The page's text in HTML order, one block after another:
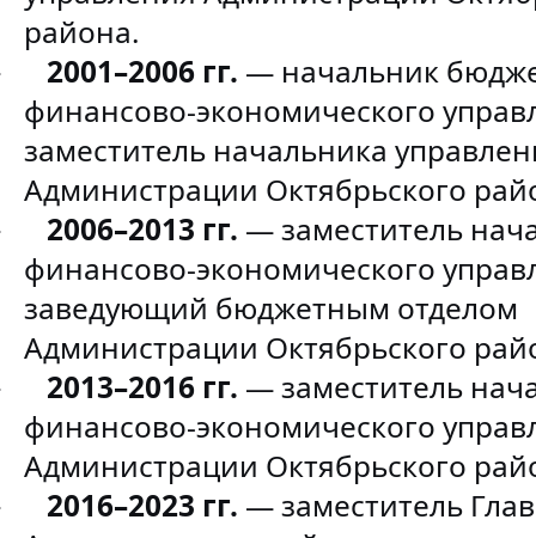
района.
2001–2006 гг. — начальник
финансово-экономического
заместитель начальника
Администрации Октябрьского
2006–2013 гг. — заместитель
финансово-экономического
заведующий бюджетным отделом
Администрации Октябрьского
2013–2016 гг. — заместитель
финансово-экономического
Администрации Октябрьского
2016–2023 гг. — заместитель